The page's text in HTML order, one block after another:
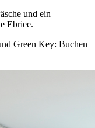
und ein
Ebriee.
Green Key: Buchen